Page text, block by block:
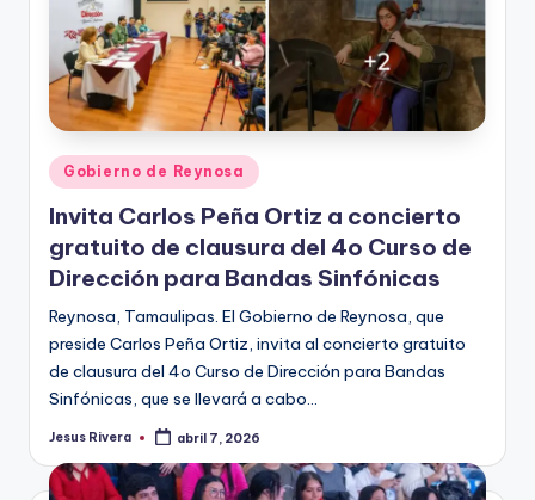
Publicado
en
Gobierno de Reynosa
Invita Carlos Peña Ortiz a concierto
gratuito de clausura del 4o Curso de
Dirección para Bandas Sinfónicas
Reynosa, Tamaulipas. El Gobierno de Reynosa, que
preside Carlos Peña Ortiz, invita al concierto gratuito
de clausura del 4o Curso de Dirección para Bandas
Sinfónicas, que se llevará a cabo…
Publicado
Jesus Rivera abril 7, 2026